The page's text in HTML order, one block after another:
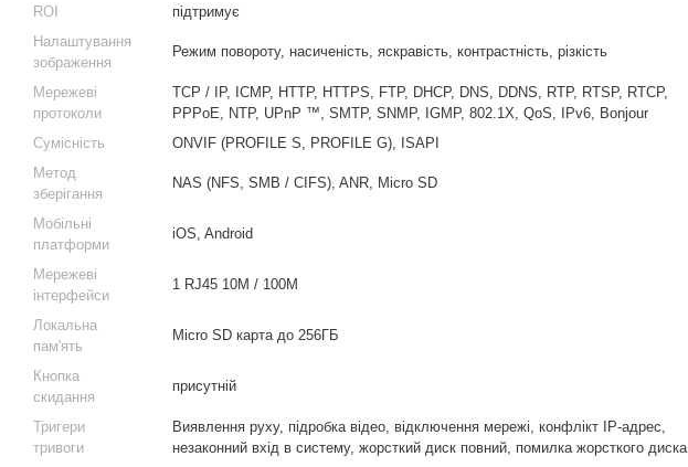
ROI
підтримує
Налаштування
зображення
Режим повороту, насиченість, яскравість, контрастність, різкість
Мережеві
протоколи
TCP / IP, ICMP, HTTP, HTTPS, FTP, DHCP, DNS, DDNS, RTP, RTSP, RTCP,
PPPoE, NTP, UPnP ™, SMTP, SNMP, IGMP, 802.1X, QoS, IPv6, Bonjour
Сумісність
ONVIF (PROFILE S, PROFILE G), ISAPI
Метод
зберігання
NAS (NFS, SMB / CIFS), ANR, Micro SD
Мобільні
платформи
iOS, Android
Мережеві
інтерфейси
1 RJ45 10M / 100M
Локальна
пам'ять
Micro SD карта до 256ГБ
Кнопка
скидання
присутній
Тригери
тривоги
Виявлення руху, підробка відео, відключення мережі, конфлікт IP-адрес,
незаконний вхід в систему, жорсткий диск повний, помилка жорсткого диска